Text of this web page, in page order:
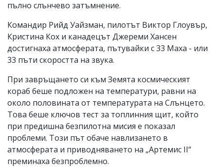
пълно слънчево затъмнение.
Командир Рийд Уайзман, пилотът Виктор Глоувър,
Кристина Кох и канадецът Джереми Хансен
достигнаха атмосферата, пътувайки с 33 Маха - или
33 пъти скоростта на звука.
При завръщането си към Земята космическият
кораб беше подложен на температури, равни на
около половината от температурата на Слънцето.
Това беше ключов тест за топлинния щит, който
при предишна безпилотна мисия е показал
проблеми. Този път обаче навлизането в
атмосферата и приводняването на „Артемис II“
преминаха безпроблемно.